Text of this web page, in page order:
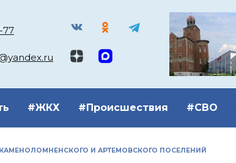
77
#ЖКХ #Происшествия #СВО
И АРТЕМОВСКОГО ПОСЕЛЕНИЙ